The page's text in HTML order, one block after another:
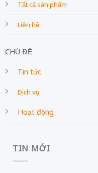
Tất cả sản phẩm
Liên hệ
CHỦ ĐỀ
Tin tức
Dịch vụ
Hoạt động
TIN MỚI